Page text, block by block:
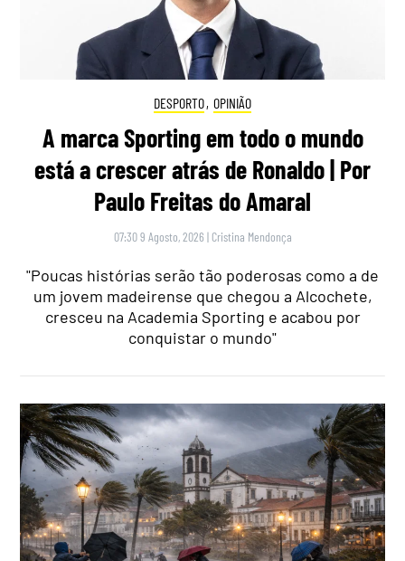
DESPORTO, OPINIÃO
A marca Sporting em todo o mundo
está a crescer atrás de Ronaldo | Por
Paulo Freitas do Amaral
07:30 9 Agosto, 2026 | Cristina Mendonça
"Poucas histórias serão tão poderosas como a de
um jovem madeirense que chegou a Alcochete,
cresceu na Academia Sporting e acabou por
conquistar o mundo"